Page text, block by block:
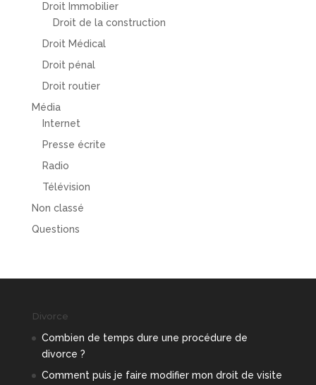
Droit Immobilier
Droit de la construction
Droit Médical
Droit pénal
Droit routier
Média
Internet
Presse écrite
Radio
Télévision
Non classé
Questions
Divorce
Combien de temps dure une procédure de
divorce ?
Comment puis je faire modifier mon droit de visite